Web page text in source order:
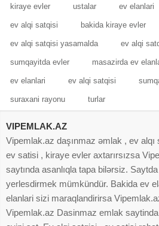
kiraye evler ustalar ev elanlari
ev alqi satqisi bakida kiraye evler
ev alqi satqisi yasamalda ev alqi
sumqayitda evler masazirda ev
ev elanlari ev alqi satqisi
suraxani rayonu turlar
VIPEMLAK.AZ
Vipemlak.az daşınmaz əmlak , ev alqı
ev satisi , kiraye evler axtarırsızsa
saytında asanlıqla tapa bilərsiz.
yerlesdirmek mümkündür. Bakida ev
elanlari sizi maraqlandirirsa
Vipemlak.az Dasinmaz emlak